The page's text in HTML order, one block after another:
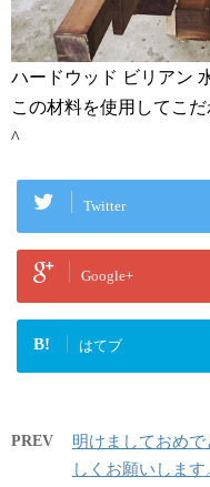
ハードウッド ビリアン
この材料を使用してこ
^
Twitter
Google+
B! はてブ
PREV
明けましておめ
しくお願いしま